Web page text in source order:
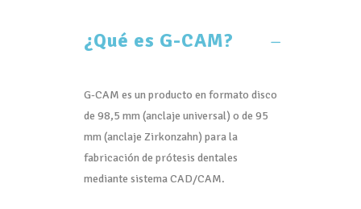
¿Qué es G-CAM?
G-CAM es un producto en formato disco
de 98,5 mm (anclaje universal) o de 95
mm (anclaje Zirkonzahn) para la
fabricación de prótesis dentales
mediante sistema CAD/CAM.